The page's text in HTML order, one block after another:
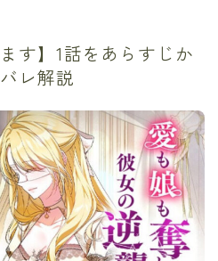
す】1話をあらすじか
レ解説